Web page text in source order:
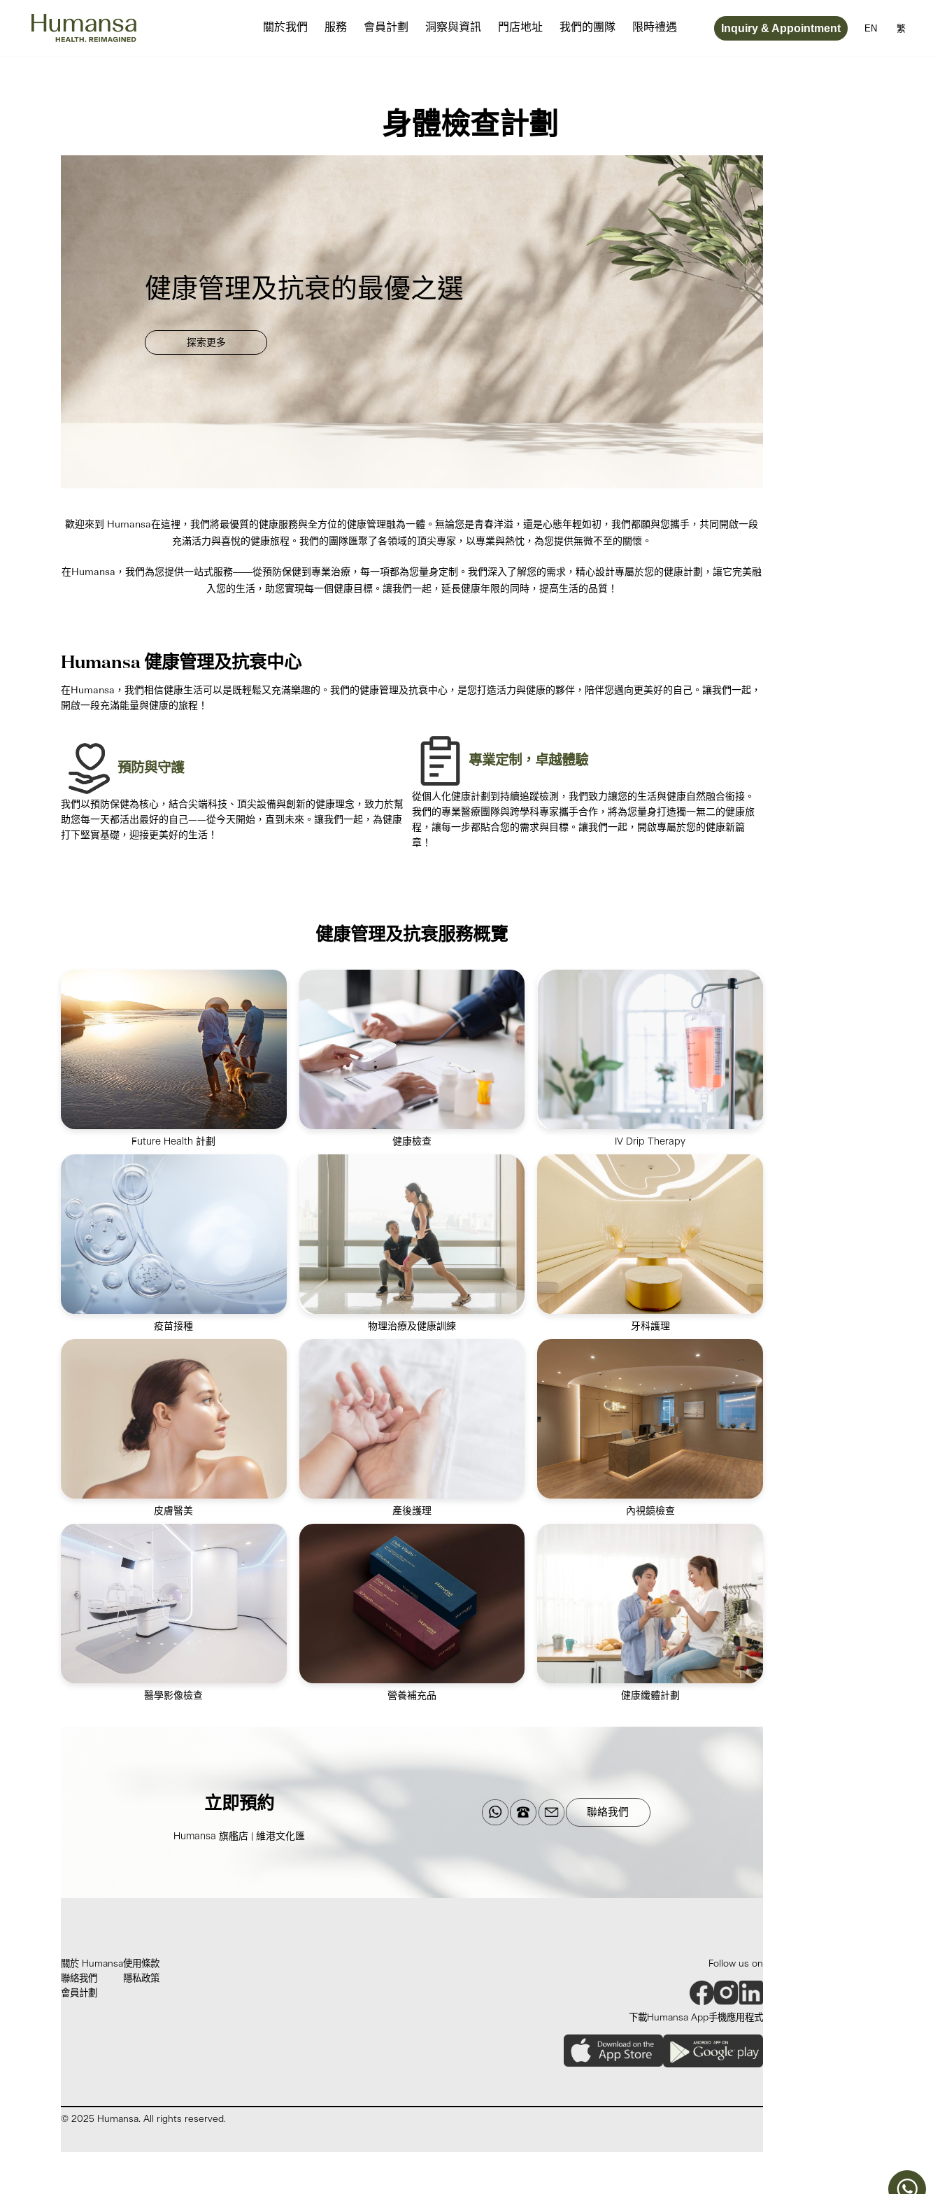
關於我們 服務 會員計劃 洞察與資訊 門店地址 我們的團隊 限時禮遇 Inquiry & Appointment EN 繁
身體檢查計劃
健康管理及抗衰的最優之選
探索更多
歡迎來到 Humansa在這裡，我們將最優質的健康服務與全方位的健康管理融為一體。無論您是青春洋溢，還是心態年輕如初，我們都願與您攜手，共同開啟一段
充滿活力與喜悅的健康旅程。我們的團隊匯聚了各領域的頂尖專家，以專業與熱忱，為您提供無微不至的關懷。
在Humansa，我們為您提供一站式服務——從預防保健到專業治療，每一項都為您量身定制。我們深入了解您的需求，精心設計專屬於您的健康計劃，讓它完美融
入您的生活，助您實現每一個健康目標。讓我們一起，延長健康年限的同時，提高生活的品質！
Humansa 健康管理及抗衰中心
在Humansa，我們相信健康生活可以是既輕鬆又充滿樂趣的。我們的健康管理及抗衰中心，是您打造活力與健康的夥伴，陪伴您邁向更美好的自己。讓我們一起，
開啟一段充滿能量與健康的旅程！
預防與守護
我們以預防保健為核心，結合尖端科技、頂尖設備與創新的健康理念，致力於幫
助您每一天都活出最好的自己——從今天開始，直到未來。讓我們一起，為健康
打下堅實基礎，迎接更美好的生活！
專業定制，卓越體驗
從個人化健康計劃到持續追蹤檢測，我們致力讓您的生活與健康自然融合銜接。
我們的專業醫療團隊與跨學科專家攜手合作，將為您量身打造獨一無二的健康旅
程，讓每一步都貼合您的需求與目標。讓我們一起，開啟專屬於您的健康新篇
章！
健康管理及抗衰服務概覽
全方位健康抗衰解決方案，致力於逆轉生物
年齡並延長健康壽命
Future Health 計劃
定期進行身體檢查有助了解個人身體狀況並
發現潛在的健康問題
健康檢查
通過靜脈輸液方式高效補充關鍵營養素，促
進吸收效率，成就最佳健康狀態
IV Drip Therapy
疫苗有助預防和控制疾病傳播，提升身體面
對各種疾病的免疫力
疫苗接種
我們的物理治療師及私人教練團隊為顧客訂
立專屬及高效的體能訓練計劃
物理治療及健康訓練
全方位口腔護理服務，提供修復治療、牙周
護理、功能治療及牙齒美容
牙科護理
通過全方位的皮膚評估及美容護理，幫助不
同年齡層解決皮膚問題
皮膚醫美
全天候一對一母嬰護理師，讓產後媽媽調養
身心，建立母嬰親密連結
產後護理
專業細心、臨床經驗豐富的專科醫生及護士
團隊為您提供胃鏡、大腸鏡、膀胱鏡、乙狀
結腸鏡檢查
內視鏡檢查
醫學影像檢查 營養補充品 健康纖體計劃
立即預約
Humansa 旗艦店 | 維港文化匯
聯絡我們
關於 Humansa
聯絡我們
會員計劃
使用條款
隱私政策
Follow us on
下載Humansa App手機應用程式
© 2025 Humansa. All rights reserved.